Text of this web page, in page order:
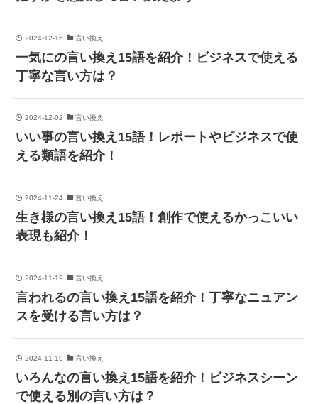
2024-12-15 言い換え
一気にの言い換え15語を紹介！ビジネスで使える
丁寧な言い方は？
2024-12-02 言い換え
いい事の言い換え15語！レポートやビジネスで使
える類語を紹介！
2024-11-24 言い換え
生き様の言い換え15語！創作で使えるかっこいい
表現も紹介！
2024-11-19 言い換え
言われるの言い換え15語を紹介！丁寧なニュアン
スを受ける言い方は？
2024-11-19 言い換え
いろんなの言い換え15語を紹介！ビジネスシーン
で使える別の言い方は？